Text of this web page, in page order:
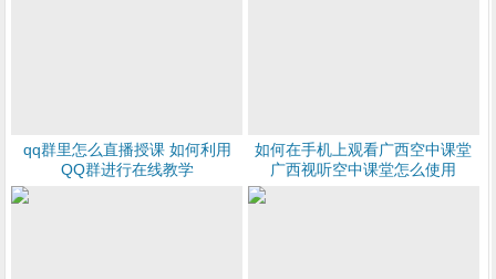
qq群里怎么直播授课 如何利用
QQ群进行在线教学
如何在手机上观看广西空中课堂
广西视听空中课堂怎么使用